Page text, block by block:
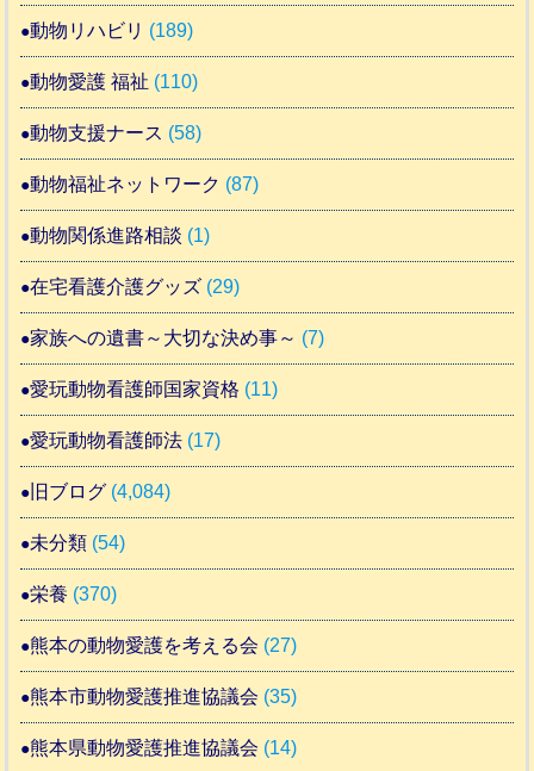
動物リハビリ (189)
動物愛護 福祉 (110)
動物支援ナース (58)
動物福祉ネットワーク (87)
動物関係進路相談 (1)
在宅看護介護グッズ (29)
家族への遺書～大切な決め事～ (7)
愛玩動物看護師国家資格 (11)
愛玩動物看護師法 (17)
旧ブログ (4,084)
未分類 (54)
栄養 (370)
熊本の動物愛護を考える会 (27)
熊本市動物愛護推進協議会 (35)
熊本県動物愛護推進協議会 (14)